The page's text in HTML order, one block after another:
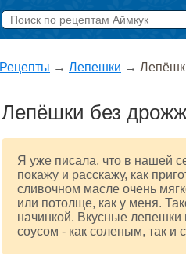
Рецепты → Лепешки →
Лепёшки без
Я уже писала, что в нашей
покажу и расскажу, как
сливочном масле очень
или потолще, как у меня.
начинкой. Вкусные
соусом - как соленым, так и